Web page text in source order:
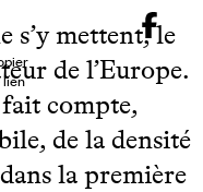
lien
s’y mettent, le
de l’Europe.
compte,
de la densité
la première